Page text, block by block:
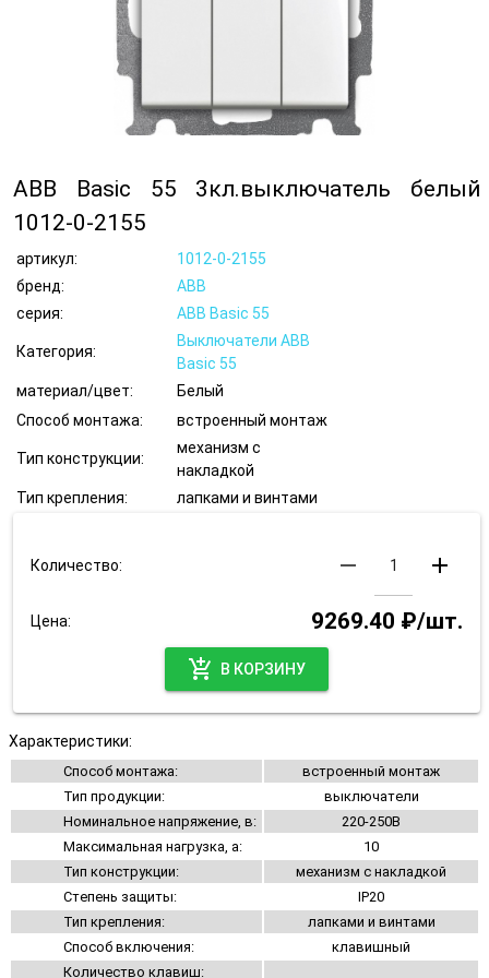
ABB Basic 55 3кл.выключатель белый
1012-0-2155
артикул:
1012-0-2155
бренд:
ABB
серия:
ABB Basic 55
Категория:
Выключатели ABB
Basic 55
материал/цвет:
Белый
Способ монтажа:
встроенный монтаж
Тип конструкции:
механизм с
накладкой
Тип крепления:
лапками и винтами
Количество: remove add
Цена:
9269.40 ₽/шт.
add_shopping_cart
В КОРЗИНУ
Характеристики:
Способ монтажа:
встроенный монтаж
Тип продукции:
выключатели
Номинальное напряжение, в:
220-250В
Максимальная нагрузка, а:
10
Тип конструкции:
механизм с накладкой
Степень защиты:
IP20
Тип крепления:
лапками и винтами
Способ включения:
клавишный
Количество клавиш: